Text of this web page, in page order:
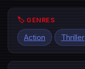
🏷️ GENRES
Action Thriller